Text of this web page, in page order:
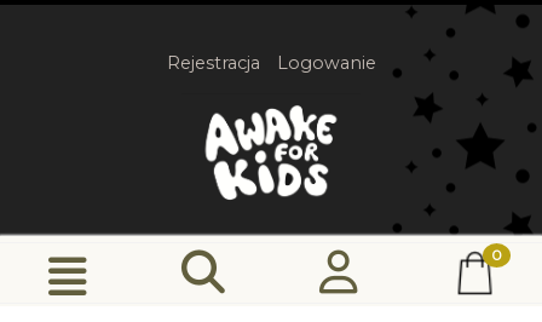
Rejestracja Logowanie